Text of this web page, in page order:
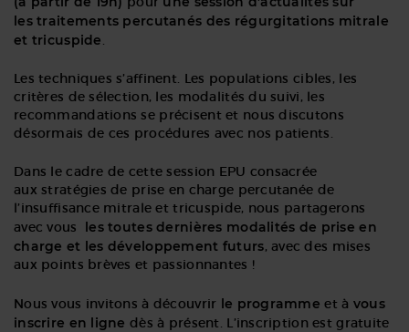
les traitements percutanés des régurgitations mitrale
et tricuspide
Les techniques s’affinent. Les populations cibles, les
critères de sélection, les modalités du suivi, les
recommandations se précisent et nous discutons
désormais de ces procédures avec nos patients.
Dans le cadre de cette session EPU consacrée
aux stratégies de prise en charge percutanée de
l’insuffisance mitrale et tricuspide, nous partagerons
avec vous
les toutes dernières modalités de prise en
charge et les développement futurs, avec des mises
aux points brèves et passionnantes !
Nous vous invitons à découvrir le programme et à vous
inscrire en ligne dès à présent. L’inscription est gratuite